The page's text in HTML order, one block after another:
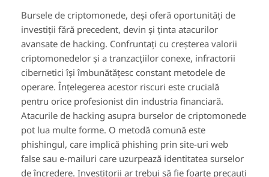
Bursele de criptomonede, deși oferă oportunități de
investiții fără precedent, devin și ținta atacurilor
avansate de hacking. Confruntați cu creșterea valorii
criptomonedelor și a tranzacțiilor conexe, infractorii
cibernetici își îmbunătățesc constant metodele de
operare. Înțelegerea acestor riscuri este crucială
pentru orice profesionist din industria financiară.
Atacurile de hacking asupra burselor de criptomonede
pot lua multe forme. O metodă comună este
phishingul, care implică phishing prin site-uri web
false sau e-mailuri care uzurpează identitatea surselor
de încredere. Investitorii ar trebui să fie foarte precauți